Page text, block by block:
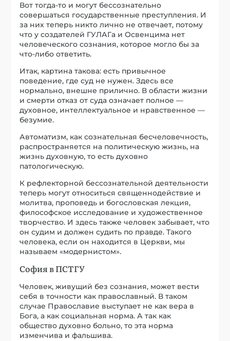
Вот тогда-то и могут бессознательно
совершаться государственные преступления. И
за них теперь никто лично не отвечает, потому
что у создателей ГУЛАГа и Освенцима нет
человеческого сознания, которое могло бы за
что-либо ответить.
Итак, картина такова: есть привычное
поведение, где суд не нужен. Здесь все
нормально, внешне прилично. В области жизни
и смерти отказ от суда означает полное —
духовное, интеллектуальное и нравственное —
безумие.
Автоматизм, как сознательная бесчеловечность,
распространяется на политическую жизнь, на
жизнь духовную, то есть духовно
патологическую.
К рефлекторной бессознательной деятельности
теперь могут относиться священнодействие и
молитва, проповедь и богословская лекция,
философское исследование и художественное
творчество. И здесь также человек забывает, что
он судим и должен судить по правде. Такого
человека, если он находится в Церкви, мы
называем «модернистом».
София в ПСТГУ
Человек, живущий без сознания, может вести
себя в точности как православный. В таком
случае Православие выступает не как вера в
Бога, а как социальная норма. А так как
общество духовно больно, то эта норма
изменчива и фальшива.